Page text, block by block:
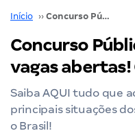
Início ›› Concurso Público: mais de 1.300 vagas abertas! CONFIRA
Concurso
vagas abertas!
Saiba AQUI tudo que
principais situações
o Brasil!